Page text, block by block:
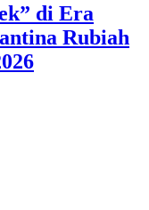
di Era
Rubiah